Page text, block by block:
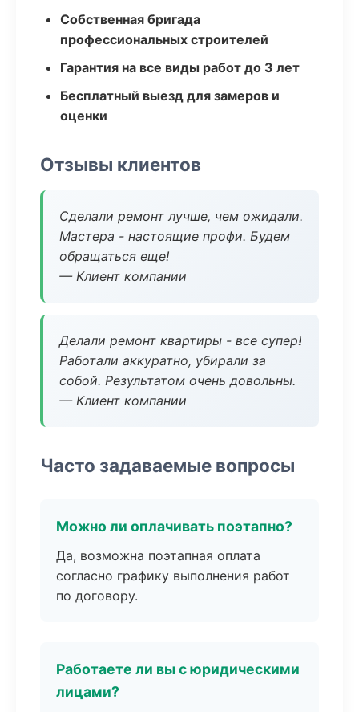
Собственная бригада
профессиональных строителей
Гарантия на все виды работ до 3 лет
Бесплатный выезд для замеров и
оценки
Отзывы клиентов
Сделали ремонт лучше, чем ожидали.
Мастера - настоящие профи. Будем
обращаться еще!
— Клиент компании
Делали ремонт квартиры - все супер!
Работали аккуратно, убирали за
собой. Результатом очень довольны.
— Клиент компании
Часто задаваемые вопросы
Можно ли оплачивать поэтапно?
Да, возможна поэтапная оплата
согласно графику выполнения работ
по договору.
Работаете ли вы с юридическими
лицами?